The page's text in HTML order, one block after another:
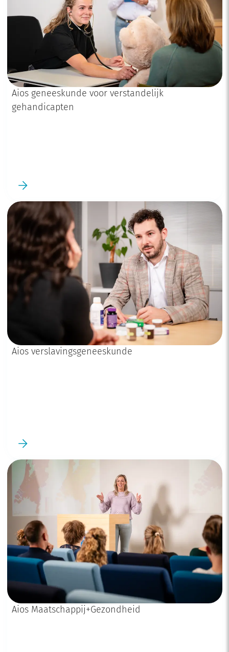
Aios geneeskunde voor verstandelijk
gehandicapten
Aios verslavingsgeneeskunde
Aios Maatschappij+Gezondheid